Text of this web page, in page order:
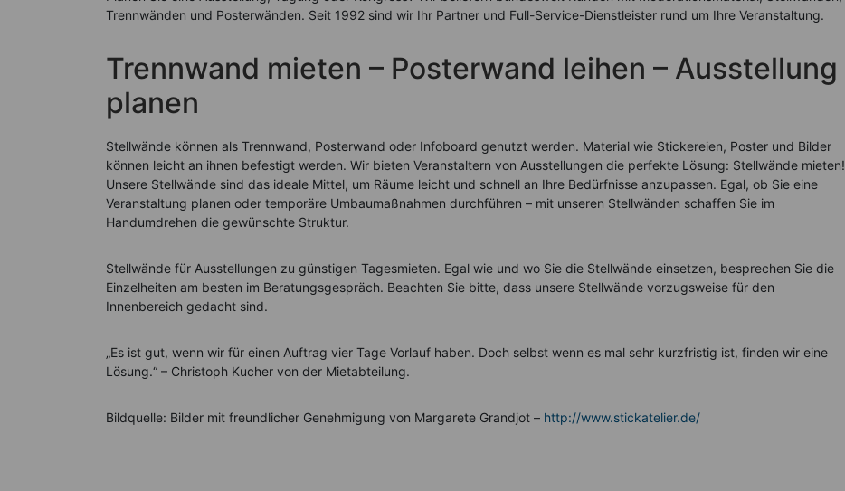
Trennwänden und Posterwänden. Seit 1992 sind wir Ihr Partner und Full-Service-Dienstleister rund um Ihre Veranstaltung.
Trennwand mieten – Posterwand leihen – Ausstellung
planen
Stellwände können als Trennwand, Posterwand oder Infoboard genutzt werden. Material wie Stickereien, Poster und Bilder
können leicht an ihnen befestigt werden. Wir bieten Veranstaltern von Ausstellungen die perfekte Lösung: Stellwände mieten!
Unsere Stellwände sind das ideale Mittel, um Räume leicht und schnell an Ihre Bedürfnisse anzupassen. Egal, ob Sie eine
Veranstaltung planen oder temporäre Umbaumaßnahmen durchführen – mit unseren Stellwänden schaffen Sie im
Handumdrehen die gewünschte Struktur.
Stellwände für Ausstellungen zu günstigen Tagesmieten. Egal wie und wo Sie die Stellwände einsetzen, besprechen Sie die
Einzelheiten am besten im Beratungsgespräch. Beachten Sie bitte, dass unsere Stellwände vorzugsweise für den
Innenbereich gedacht sind.
„Es ist gut, wenn wir für einen Auftrag vier Tage Vorlauf haben. Doch selbst wenn es mal sehr kurzfristig ist, finden wir eine
Lösung.“ – Christoph Kucher von der Mietabteilung.
Bildquelle: Bilder mit freundlicher Genehmigung von Margarete Grandjot – http://www.stickatelier.de/